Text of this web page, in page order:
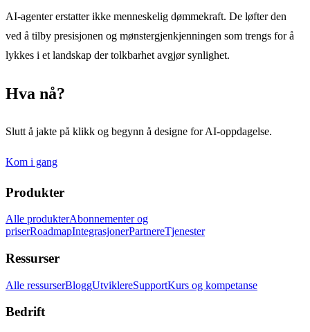
AI-agenter erstatter ikke menneskelig dømmekraft. De løfter den
ved å tilby presisjonen og mønstergjenkjenningen som trengs for å
lykkes i et landskap der tolkbarhet avgjør synlighet.
Hva nå?
Slutt å jakte på klikk og begynn å designe for AI-oppdagelse.
Kom i gang
Produkter
Alle produkterAbonnementer og
priserRoadmapIntegrasjonerPartnereTjenester
Ressurser
Alle ressurserBloggUtviklereSupportKurs og kompetanse
Bedrift